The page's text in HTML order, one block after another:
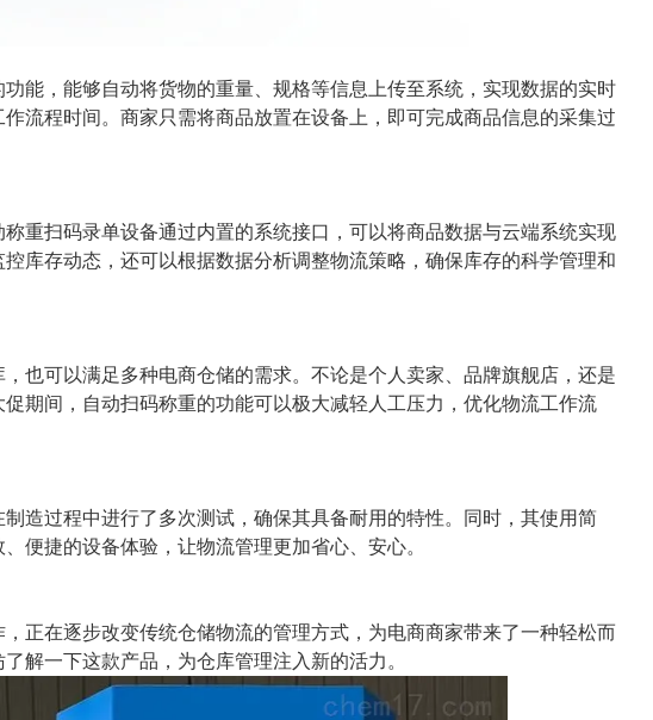
能，能够自动将货物的重量、规格等信息上传至系统，实现数据的实时
流程时间。商家只需将商品放置在设备上，即可完成商品信息的采集过
重扫码录单设备通过内置的系统接口，可以将商品数据与云端系统实现
库存动态，还可以根据数据分析调整物流策略，确保库存的科学管理和
也可以满足多种电商仓储的需求。不论是个人卖家、品牌旗舰店，还是
期间，自动扫码称重的功能可以极大减轻人工压力，优化物流工作流
造过程中进行了多次测试，确保其具备耐用的特性。同时，其使用简
便捷的设备体验，让物流管理更加省心、安心。
正在逐步改变传统仓储物流的管理方式，为电商商家带来了一种轻松而
解一下这款产品，为仓库管理注入新的活力。